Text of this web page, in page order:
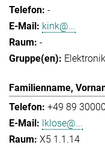
-
kink@...
-
Elektronik
+49 89
lklose@...
X5 1.1.14